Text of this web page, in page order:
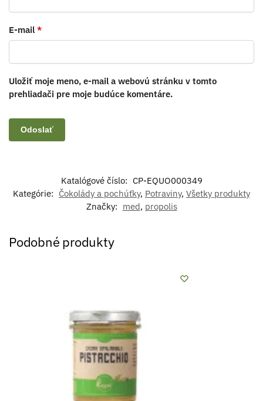
E-mail *
Uložiť moje meno, e-mail a webovú stránku v tomto
prehliadači pre moje budúce komentáre.
Katalógové číslo: CP-EQUO000349
Kategórie: Čokolády a pochúťky, Potraviny, Všetky produkty
Značky: med, propolis
Podobné produkty